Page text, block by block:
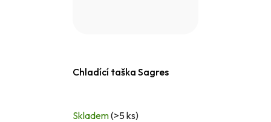
Chladící taška Sagres
Skladem(>5 ks)